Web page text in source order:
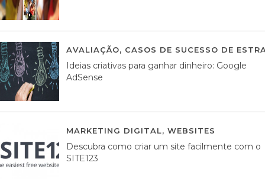
AVALIAÇÃO, CASOS DE SUCESSO DE
Ideias criativas para ganhar dinheiro: Google
AdSense
MARKETING DIGITAL, WEBSITES
Descubra como criar um site facilmente com o
SITE123